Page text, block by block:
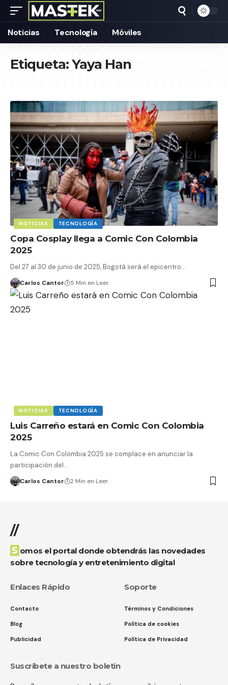
Noticias Tecnología Móviles
Etiqueta:Yaya Han
NOTICIAS TECNOLOGÍA
Copa Cosplay llega a Comic Con Colombia
2025
Del 27 al 30 de junio de 2025, Bogotá será el epicentro…
Carlos Cantor 5 Min en Leer
NOTICIAS TECNOLOGÍA
Luis Carreño estará en Comic Con Colombia
2025
La Comic Con Colombia 2025 se complace en anunciar la
participación del…
Carlos Cantor 2 Min en Leer
//
Somos el portal donde obtendrás las novedades
sobre tecnología y entretenimiento digital
Enlaces Rápido
Contacto
Blog
Publicidad
Soporte
Términos y Condiciones
Política de cookies
Política de Privacidad
Suscríbete a nuestro boletín